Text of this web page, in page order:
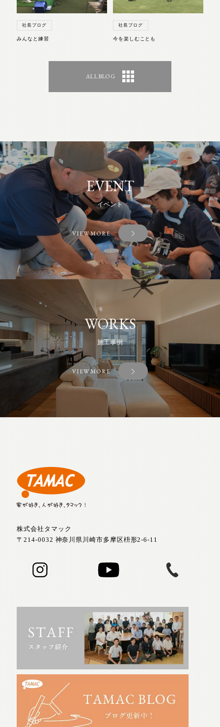
社長ブログ
みんなと練習
社長ブログ
今を楽しむことも
ALL BLOG
EVENT
イベント
VIEW MORE
WORKS
施工事例
VIEW MORE
株式会社タマック
〒214-0032 神奈川県川崎市多摩区枡形2-6-11